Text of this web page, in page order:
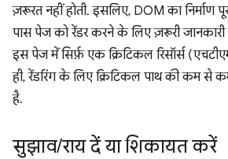
ज़रूरत नहीं होती. इसलिए, DOM का निर्माण
पास पेज को रेंडर करने के लिए ज़रूरी
इस पेज में सिर्फ़ एक क्रिटिकल रिसॉर्स
ही, रेंडरिंग के लिए क्रिटिकल पाथ की कम से
है.
सुझाव/राय दें या शिकायत करें